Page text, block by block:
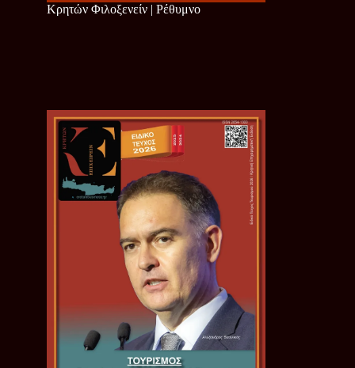
Κρητών Φιλοξενείν | Ρέθυμνο